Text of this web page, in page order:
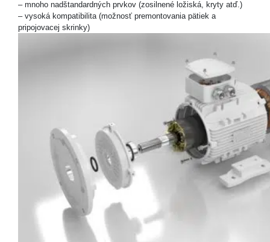
– mnoho nadštandardných prvkov (zosilnené ložiská, kryty atď.)
– vysoká kompatibilita (možnosť premontovania pätiek a
pripojovacej skrinky)